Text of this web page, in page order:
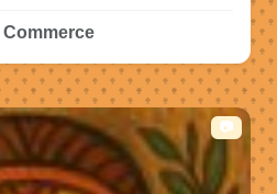
Commerce
📷